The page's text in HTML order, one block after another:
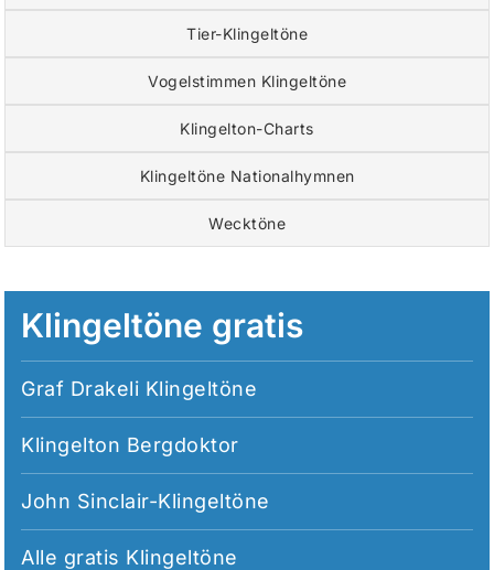
Tier-Klingeltöne
Vogelstimmen Klingeltöne
Klingelton-Charts
Klingeltöne Nationalhymnen
Wecktöne
Klingeltöne gratis
Graf Drakeli Klingeltöne
Klingelton Bergdoktor
John Sinclair-Klingeltöne
Alle gratis Klingeltöne